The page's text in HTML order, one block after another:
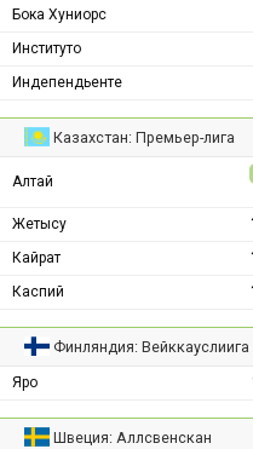
Бока Хуниорс
Институто
Индепендьенте
Казахстан: Премьер-лига
Алтай
Жетысу
Кайрат
Каспий
Финляндия: Вейккауслиига
Яро
Швеция: Аллсвенскан